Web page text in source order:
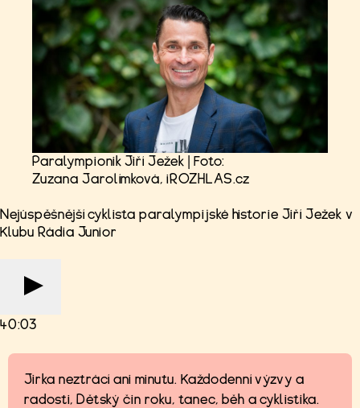
Paralympionik Jiří Ježek | Foto:
Zuzana Jarolímková, iROZHLAS.cz
Nejúspěšnější cyklista paralympijské historie Jiří Ježek v
Klubu Rádia Junior
40:03
Jirka neztrácí ani minutu. Každodenní výzvy a
radosti, Dětský čin roku, tanec, běh a cyklistika.